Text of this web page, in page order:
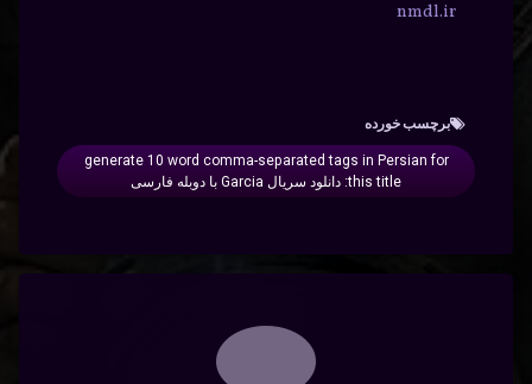
nmdl.ir
برچسب‌ خورده
generate 10 word comma-separated tags in Persian for
this title: دانلود سریال Garcia با دوبله فارسی